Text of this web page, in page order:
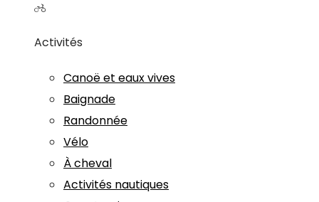
Activités
Canoë et eaux vives
Baignade
Randonnée
Vélo
À cheval
Activités nautiques